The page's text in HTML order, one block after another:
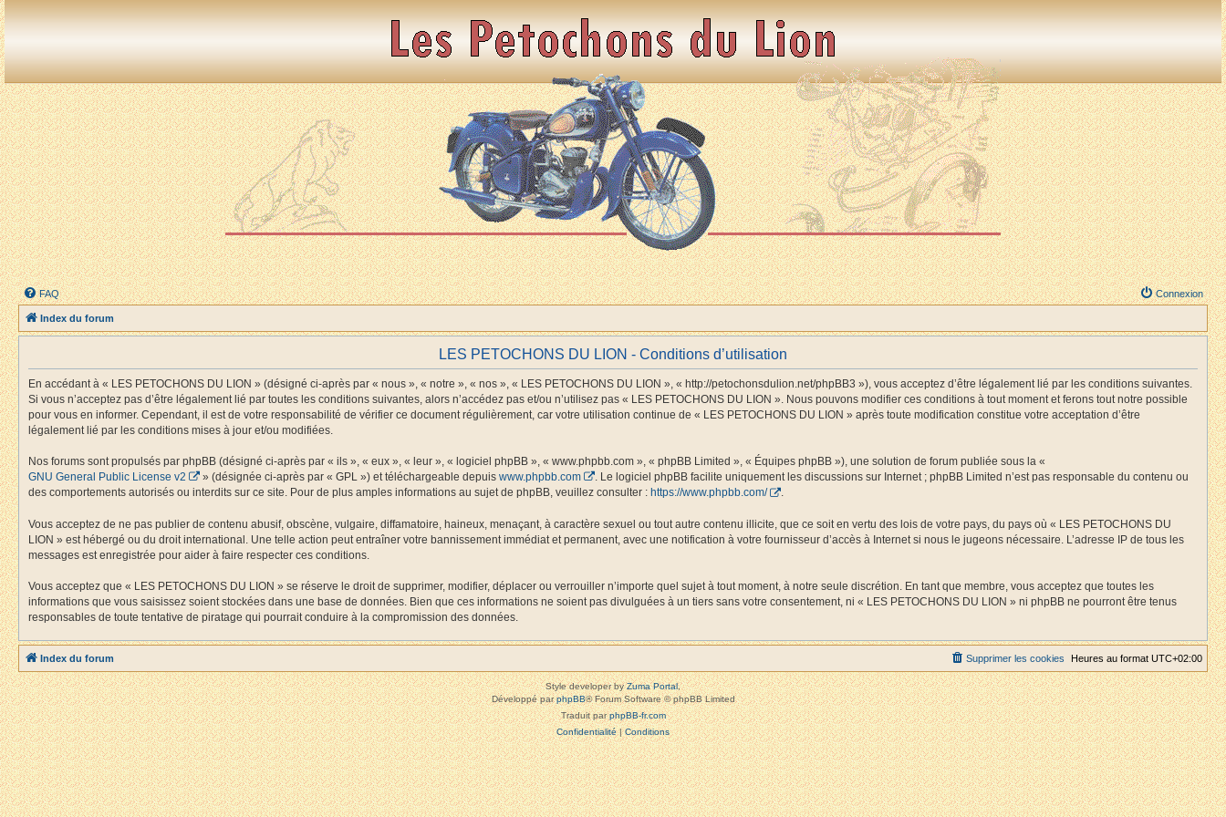
FAQ Connexion
Index du forum
LES PETOCHONS DU LION - Conditions d’utilisation
En accédant à « LES PETOCHONS DU LION » (désigné ci-après par « nous », « notre », « nos », « LES PETOCHONS DU LION », « http://petochonsdulion.net/phpBB3 »), vous acceptez d’être légalement lié par les conditions suivantes.
Si vous n’acceptez pas d’être légalement lié par toutes les conditions suivantes, alors n’accédez pas et/ou n’utilisez pas « LES PETOCHONS DU LION ». Nous pouvons modifier ces conditions à tout moment et ferons tout notre possible
pour vous en informer. Cependant, il est de votre responsabilité de vérifier ce document régulièrement, car votre utilisation continue de « LES PETOCHONS DU LION » après toute modification constitue votre acceptation d’être
légalement lié par les conditions mises à jour et/ou modifiées.
Nos forums sont propulsés par phpBB (désigné ci-après par « ils », « eux », « leur », « logiciel phpBB », « www.phpbb.com », « phpBB Limited », « Équipes phpBB »), une solution de forum publiée sous la «
GNU General Public License v2
» (désignée ci-après par « GPL ») et téléchargeable depuis www.phpbb.com
. Le logiciel phpBB facilite uniquement les discussions sur Internet ; phpBB Limited n’est pas responsable du contenu ou
des comportements autorisés ou interdits sur ce site. Pour de plus amples informations au sujet de phpBB, veuillez consulter : https://www.phpbb.com/ .
Vous acceptez de ne pas publier de contenu abusif, obscène, vulgaire, diffamatoire, haineux, menaçant, à caractère sexuel ou tout autre contenu illicite, que ce soit en vertu des lois de votre pays, du pays où « LES PETOCHONS DU
LION » est hébergé ou du droit international. Une telle action peut entraîner votre bannissement immédiat et permanent, avec une notification à votre fournisseur d’accès à Internet si nous le jugeons nécessaire. L’adresse IP de tous les
messages est enregistrée pour aider à faire respecter ces conditions.
Vous acceptez que « LES PETOCHONS DU LION » se réserve le droit de supprimer, modifier, déplacer ou verrouiller n’importe quel sujet à tout moment, à notre seule discrétion. En tant que membre, vous acceptez que toutes les
informations que vous saisissez soient stockées dans une base de données. Bien que ces informations ne soient pas divulguées à un tiers sans votre consentement, ni « LES PETOCHONS DU LION » ni phpBB ne pourront être tenus
responsables de toute tentative de piratage qui pourrait conduire à la compromission des données.
Index du forum Heures au format UTC+02:00
Supprimer les cookies
Style developer byZuma Portal,
Développé parphpBB® Forum Software © phpBB Limited
Traduit parphpBB-fr.com
Confidentialité|Conditions